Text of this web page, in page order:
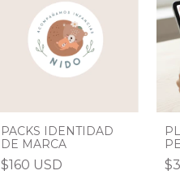
PACKS IDENTIDAD
DE MARCA
$160 USD